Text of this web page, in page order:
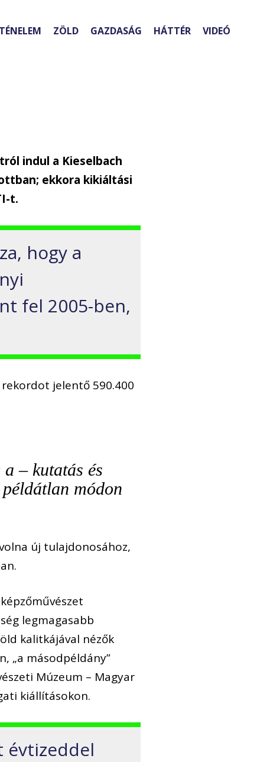
ZÖLD GAZDASÁG HÁTTÉR VIDEÓ
indul a Kieselbach
ekkora kikiáltási
t.
hogy a
fel 2005-ben,
jelentő 590.400
– kutatás és
módon
új tulajdonosához,
legmagasabb
kalitkájával nézők
„a másodpéldány”
Múzeum – Magyar
kiállításokon.
évtizeddel